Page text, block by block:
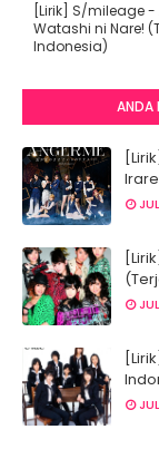
[Lirik] S/mileage
Watashi ni Nare!
Indonesia)
ANDA